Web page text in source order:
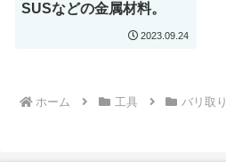
SUSなどの金属材料。
2023.09.24
ホーム 工具 バリ取り